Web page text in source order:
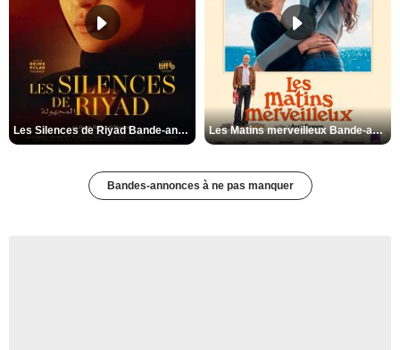
Les Silences de Riyad Bande-annonce VO STFR Les Matins merveilleux Bande-annonce VF
Bandes-annonces à ne pas manquer